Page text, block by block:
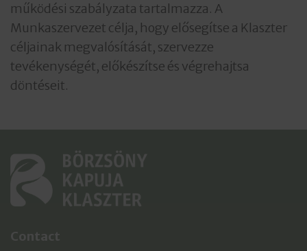
működési szabályzata tartalmazza. A
Munkaszervezet célja, hogy elősegítse a Klaszter
céljainak megvalósítását, szervezze
tevékenységét, előkészítse és végrehajtsa
döntéseit.